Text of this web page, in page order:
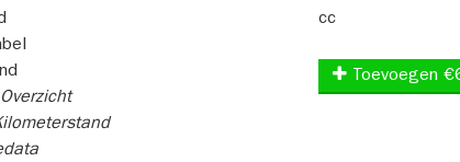
cc
Toevoegen